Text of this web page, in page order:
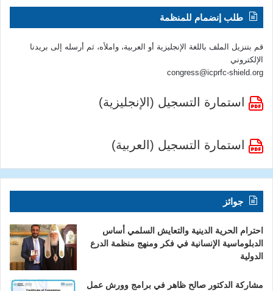
طلب إنضمام للمنظمة
قم بتنزيل الملف باللغة الإنجليزية أو العربية، واملأه، ثم أرسله إلى بريدنا
الإلكتروني
congress@icprfc-shield.org
استمارة التسجيل (الإنجليزية)
استمارة التسجيل (العربية)
جوائز
احترام الحرية الدينية والتعايش السلمي أساس
الدبلوماسية الإنسانية في فكر ومنهج منظمة الدرع
الدولية
مشاركة الدكتور صالح ظاهر في برامج وورش عمل